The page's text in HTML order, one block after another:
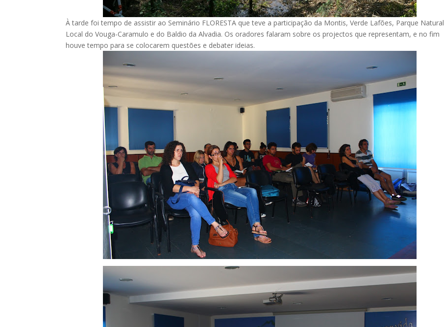
À tarde foi tempo de assistir ao Seminário FLORESTA que teve a participação da Montis, Verde Lafões, Parque Natural
Local do Vouga-Caramulo e do Baldio da Alvadia. Os oradores falaram sobre os projectos que representam, e no fim
houve tempo para se colocarem questões e debater ideias.